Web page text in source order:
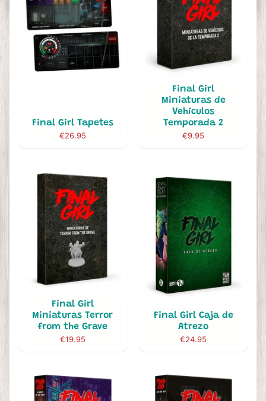
Final Girl Tapetes
€26.95
Final Girl
Miniaturas de
Vehículos
Temporada 2
€9.95
Final Girl
Miniaturas Terror
from the Grave
€19.95
Final Girl Caja de
Atrezo
€24.95